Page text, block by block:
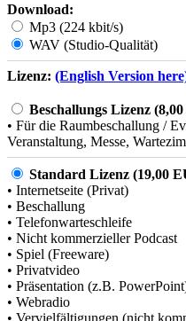
Download:
Mp3 (224 kbit/s)
WAV (Studio-Qualität)
Lizenz: (English Version
Beschallungs Lizenz
• Für die Raumbeschallung /
Veranstaltung, Messe,
Standard Lizenz (19,00
• Internetseite (Privat)
• Beschallung
• Telefonwarteschleife
• Nicht kommerzieller Podcast
• Spiel (Freeware)
• Privatvideo
• Präsentation (z.B.
• Webradio
• Vervielfältigungen (nicht